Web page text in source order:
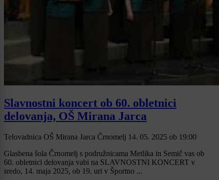
Slavnostni koncert ob 60. obletnici
delovanja, OŠ Mirana Jarca
Telovadnica OŠ Mirana Jarca Črnomelj 14. 05. 2025 ob 19:00
Glasbena šola Črnomelj s podružnicama Metlika in Semič vas ob
60. obletnici delovanja vabi na SLAVNOSTNI KONCERT v
sredo, 14. maja 2025, ob 19. uri v Športno ...